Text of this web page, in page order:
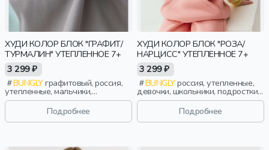
ХУДИ КОЛОР БЛОК "ГРАФИТ/
ТУРМАЛИН" УТЕПЛЕННОЕ 7+
3 299 ₽
BUNGLYграфитовый, россия,
утепленные, мальчики,
школьники, подростки, дети
Подробнее
ХУДИ КОЛОР БЛОК "РОЗА/
НАРЦИСС" УТЕПЛЕННОЕ 7+
3 299 ₽
BUNGLYроссия, утепленные,
девочки, школьники, подростки,
дети
Подробнее